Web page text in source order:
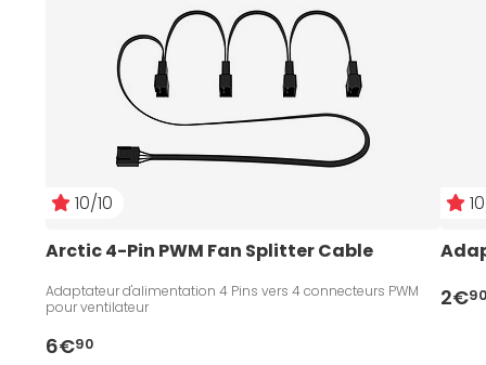
10/10
Arctic 4-Pin PWM Fan Splitter Cable
Adaptateur d'alimentation 4 Pins vers 4 connecteurs PWM
pour ventilateur
6€90
2€